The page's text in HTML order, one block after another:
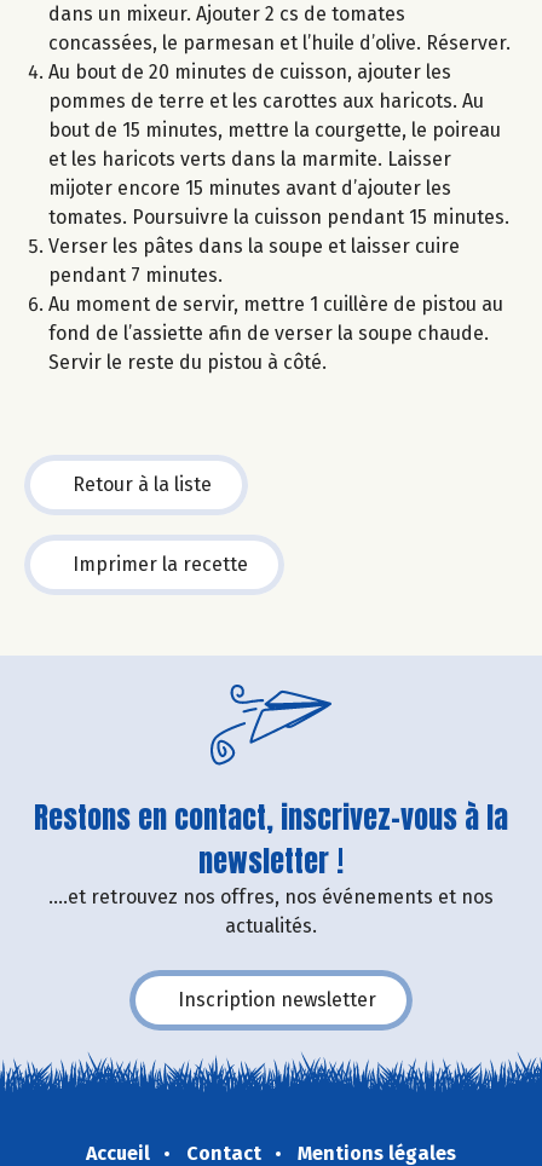
dans un mixeur. Ajouter 2 cs de tomates
concassées, le parmesan et l’huile d’olive. Réserver.
Au bout de 20 minutes de cuisson, ajouter les
pommes de terre et les carottes aux haricots. Au
bout de 15 minutes, mettre la courgette, le poireau
et les haricots verts dans la marmite. Laisser
mijoter encore 15 minutes avant d’ajouter les
tomates. Poursuivre la cuisson pendant 15 minutes.
Verser les pâtes dans la soupe et laisser cuire
pendant 7 minutes.
Au moment de servir, mettre 1 cuillère de pistou au
fond de l’assiette afin de verser la soupe chaude.
Servir le reste du pistou à côté.
Retour à la liste
Imprimer la recette
Restons en contact, inscrivez-vous à la
newsletter !
....et retrouvez nos offres, nos événements et nos
actualités.
Inscription newsletter
Accueil Contact
Mentions légales